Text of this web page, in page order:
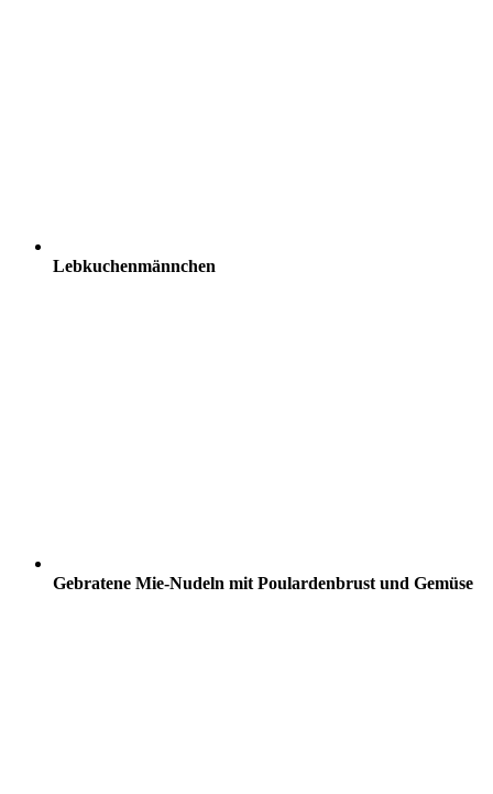
Lebkuchenmännchen
Gebratene Mie-Nudeln mit Poulardenbrust und Gemüse